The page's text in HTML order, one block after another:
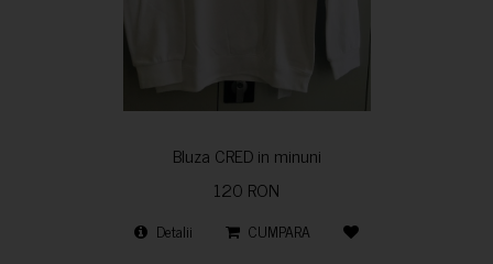
Bluza CRED in minuni
120 RON
Detalii CUMPARA